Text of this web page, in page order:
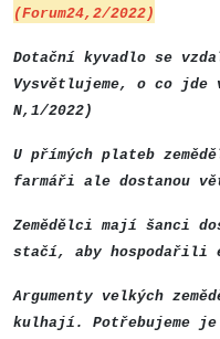
(Forum24,2/2022)
Dotační kyvadlo se
Vysvětlujeme, o co jde
N,1/2022)
U přímých plateb
farmáři ale dostanou
Zemědělci mají šanci
stačí, aby hospodařili
Argumenty velkých
kulhají. Potřebujeme